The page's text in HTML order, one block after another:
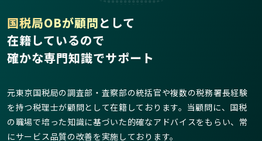
国税局OBが顧問として
在籍しているので
確かな専門知識でサポート
元東京国税局の調査部・査察部の統括官や複数の税務署長経験
を持つ税理士が顧問として在籍しております。当顧問に、国税
の職場で培った知識に基づいた的確なアドバイスをもらい、常
にサービス品質の改善を実施しております。